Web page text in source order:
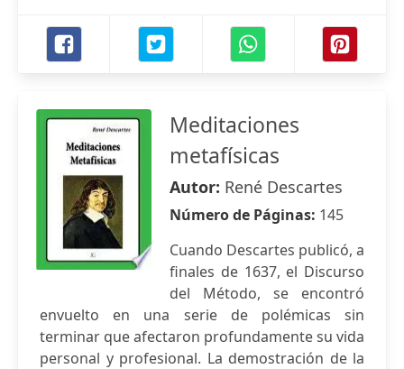
Meditaciones
metafísicas
Autor: René Descartes
Número de Páginas: 145
Cuando Descartes publicó, a
finales de 1637, el Discurso
del Método, se encontró
envuelto en una serie de polémicas sin
terminar que afectaron profundamente su vida
personal y profesional. La demostración de la